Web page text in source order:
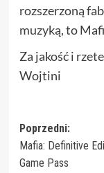
rozszerzoną
muzyką, to
Za jakość i
Wojtini
Zobacz
wpisy
Poprzedni:
Mafia: Definitive
Game Pass